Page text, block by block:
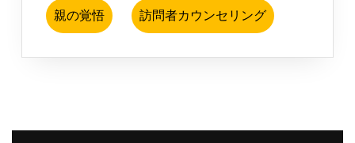
親の覚悟 訪問者カウンセリング